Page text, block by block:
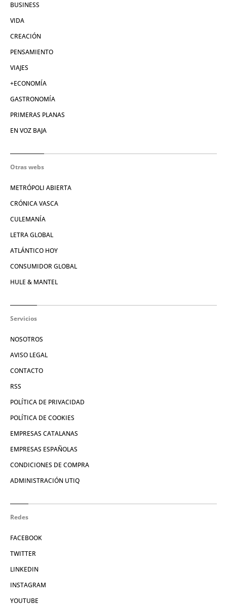
BUSINESS
VIDA
CREACIÓN
PENSAMIENTO
VIAJES
+ECONOMÍA
GASTRONOMÍA
PRIMERAS PLANAS
EN VOZ BAJA
Otras webs
METRÓPOLI ABIERTA
CRÓNICA VASCA
CULEMANÍA
LETRA GLOBAL
ATLÁNTICO HOY
CONSUMIDOR GLOBAL
HULE & MANTEL
Servicios
NOSOTROS
AVISO LEGAL
CONTACTO
RSS
POLÍTICA DE PRIVACIDAD
POLÍTICA DE COOKIES
EMPRESAS CATALANAS
EMPRESAS ESPAÑOLAS
CONDICIONES DE COMPRA
ADMINISTRACIÓN UTIQ
Redes
FACEBOOK
TWITTER
LINKEDIN
INSTAGRAM
YOUTUBE